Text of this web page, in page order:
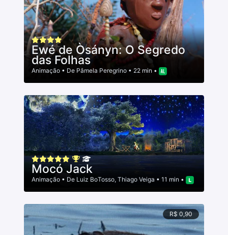
Ewé de Òsányn: O Segredo
das Folhas
Animação • De Pâmela Peregrino • 22 min •
Mocó Jack
Animação • De Luiz BoTosso, Thiago Veiga • 11 min •
R$ 0,90